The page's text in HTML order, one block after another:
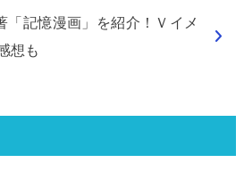
「記憶漫画」を紹介！Ｖイメ
想も